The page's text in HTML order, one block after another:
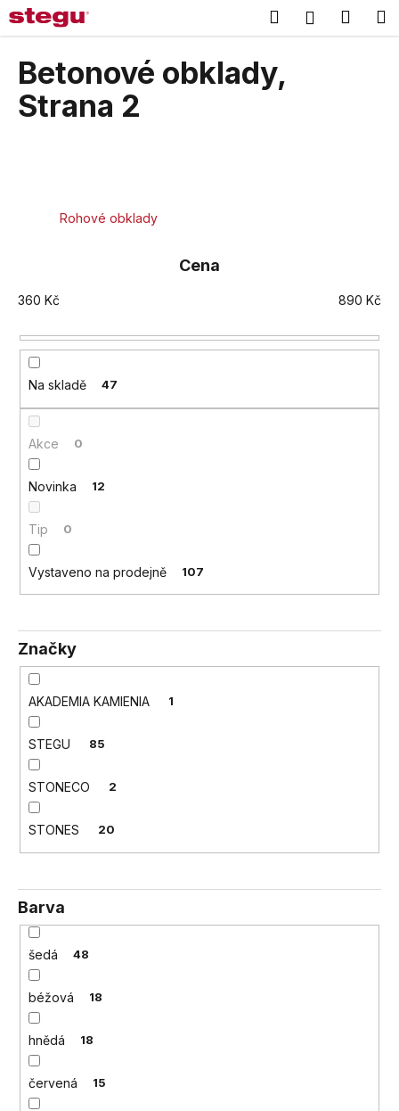
Přejít
na
obsah
HledatPřihlášení
Betonové obklady,
Strana 2
Rohové obklady
Cena
360 Kč 890 Kč
Na skladě 47
Akce 0
Novinka 12
Tip 0
Vystaveno na prodejně 107
Značky
AKADEMIA KAMIENIA 1
STEGU 85
STONECO 2
STONES 20
Barva
šedá 48
béžová 18
hnědá 18
červená 15
K
o
C
o
j
e
t
e
a
?
D
o
p
o
e